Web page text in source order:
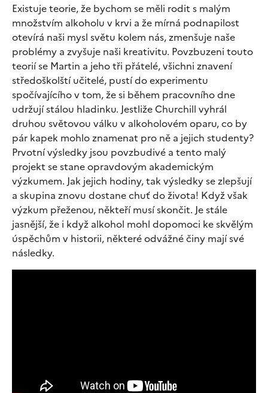
Existuje teorie, že bychom se měli rodit s malým
množstvím alkoholu v krvi a že mírná podnapilost
otevírá naši mysl světu kolem nás, zmenšuje naše
problémy a zvyšuje naši kreativitu. Povzbuzeni touto
teorií se Martin a jeho tři přátelé, všichni znavení
středoškolští učitelé, pustí do experimentu
spočívajícího v tom, že si během pracovního dne
udržují stálou hladinku. Jestliže Churchill vyhrál
druhou světovou válku v alkoholovém oparu, co by
pár kapek mohlo znamenat pro ně a jejich studenty?
Prvotní výsledky jsou povzbudivé a tento malý
projekt se stane opravdovým akademickým
výzkumem. Jak jejich hodiny, tak výsledky se zlepšují
a skupina znovu dostane chuť do života! Když však
výzkum přeženou, někteří musí skončit. Je stále
jasnější, že i když alkohol mohl dopomoci ke skvělým
úspěchům v historii, některé odvážné činy mají své
následky.